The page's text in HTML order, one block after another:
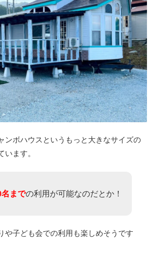
ンボハウスというもっと大きなサイズの
います。
名までの利用が可能なのだとか！
や子ども会での利用も楽しめそうです